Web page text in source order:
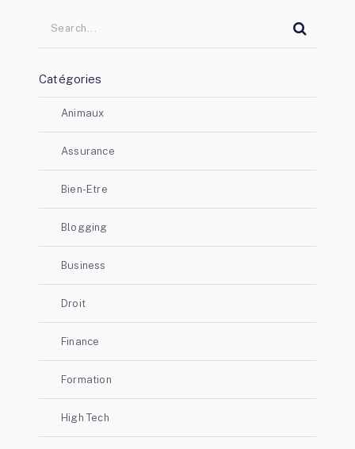
Catégories
Animaux
Assurance
Bien-Etre
Blogging
Business
Droit
Finance
Formation
High Tech